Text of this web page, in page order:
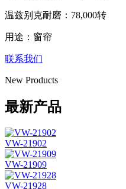
温兹别克耐磨：78,000转
用途：窗帘
联系我们
New Products
最新产品
VW-21902
VW-21909
VW-21928